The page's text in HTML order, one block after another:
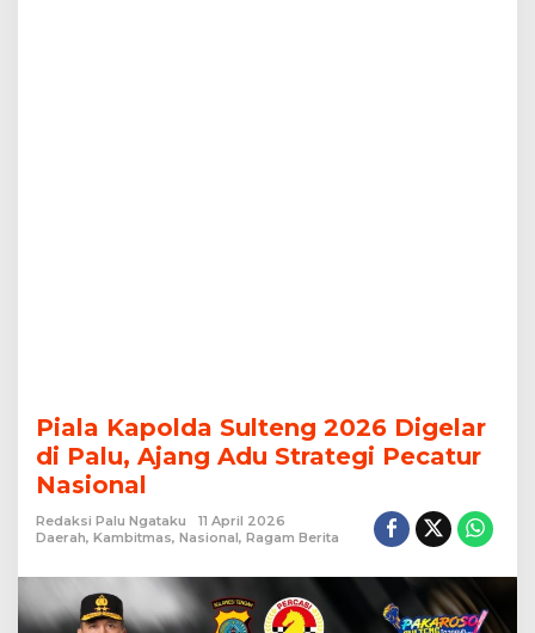
Piala Kapolda Sulteng 2026 Digelar
di Palu, Ajang Adu Strategi Pecatur
Nasional
Redaksi Palu Ngataku
11 April 2026
Daerah, Kambitmas, Nasional, Ragam Berita